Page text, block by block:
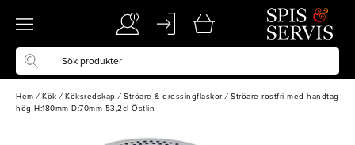
Hem / Kök / Köksredskap / Ströare & dressingflaskor / Ströare rostfri med handtag
hög H:180mm D:70mm 53,2cl Östlin